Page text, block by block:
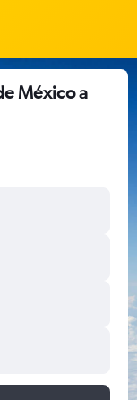
México a